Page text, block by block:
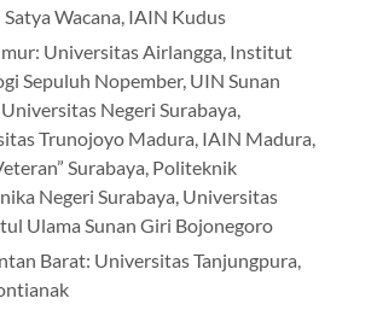
Wacana, IAIN Kudus
Universitas Airlangga, Institut
Sepuluh Nopember, UIN Sunan
Negeri Surabaya,
Trunojoyo Madura, IAIN Madura,
Surabaya, Politeknik
Negeri Surabaya, Universitas
Ulama Sunan Giri Bojonegoro
Barat: Universitas Tanjungpura,